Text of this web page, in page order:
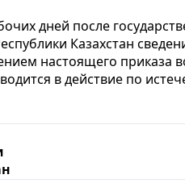
дней после
Казахстан
настоящего приказа
в действие по